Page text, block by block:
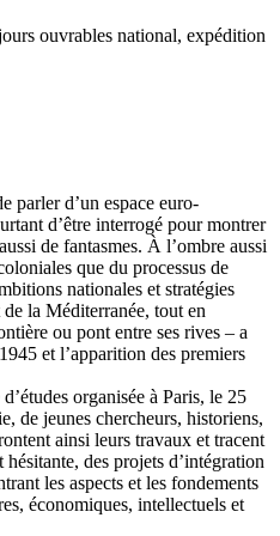
ouvrables national, expédition
parler d’un espace euro-
d’être interrogé pour montrer
de fantasmes. À l’ombre aussi
que du processus de
nationales et stratégies
la Méditerranée, tout en
ou pont entre ses rives – a
et l’apparition des premiers
organisée à Paris, le 25
de jeunes chercheurs, historiens,
ainsi leurs travaux et tracent
des projets d’intégration
les aspects et les fondements
économiques, intellectuels et